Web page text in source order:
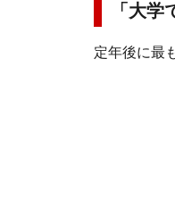
「大
定年後に最